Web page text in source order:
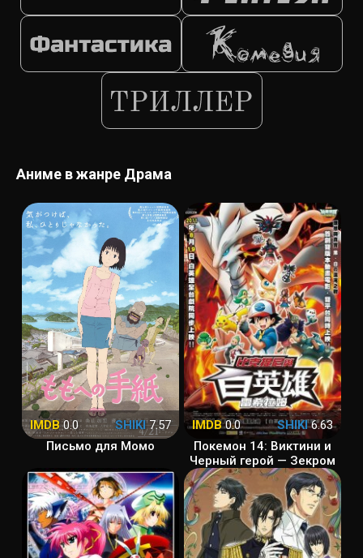
Аниме в жанре Драма
IMDB0.0 SHIKI7.57
Письмо для Момо
IMDB0.0 SHIKI6.63
Покемон 14: Виктини и
Черный герой — Зекром